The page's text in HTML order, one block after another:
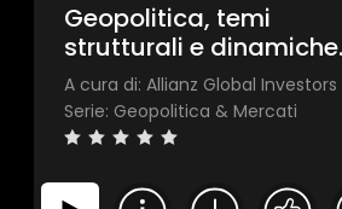
Geopolitica, temi
strutturali e dinamiche
cicliche: Investire nel
nuovo ordine mondiale
A cura di: Allianz Global Investors
Serie: Geopolitica & Mercati